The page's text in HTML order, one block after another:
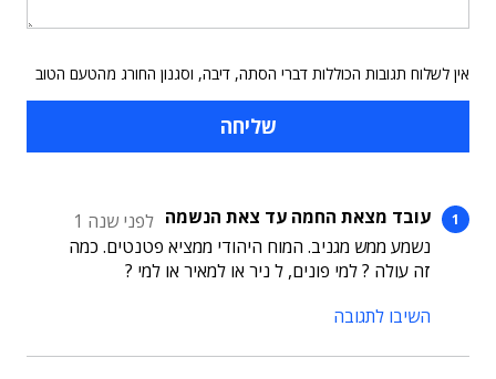
אין לשלוח תגובות הכוללות דברי הסתה, דיבה, וסגנון החורג מהטעם הטוב
עובד מצאת החמה עד צאת הנשמה לפני שנה 1
נשמע ממש מגניב. המוח היהודי ממציא פטנטים. כמה
זה עולה ? למי פונים, ל ניר או למאיר או למי ?
השיבו לתגובה